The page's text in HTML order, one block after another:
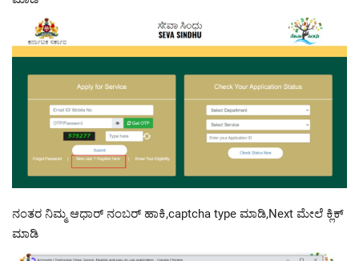
ನಂತರ ನಿಮ್ಮ ಆಧಾರ್ ನಂಬರ್ ಹಾಕಿ,captcha type ಮಾಡಿ,Next ಮೇಲೆ ಕ್ಲಿಕ್
ಮಾಡಿ